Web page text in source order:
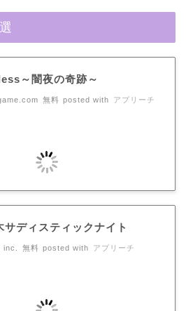
～闇夜の奇跡～
無料 posted with アプリーチ
サディスティックナイト
inc. 無料 posted with アプリーチ